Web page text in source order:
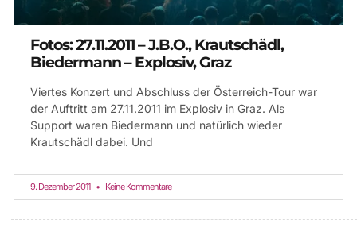
Fotos: 27.11.2011 – J.B.O., Krautschädl,
Biedermann – Explosiv, Graz
Viertes Konzert und Abschluss der Österreich-Tour war
der Auftritt am 27.11.2011 im Explosiv in Graz. Als
Support waren Biedermann und natürlich wieder
Krautschädl dabei. Und
9. Dezember 2011 Keine Kommentare